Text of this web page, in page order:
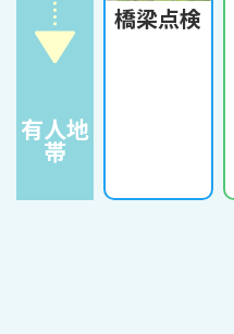
有人地
帯
橋梁点検